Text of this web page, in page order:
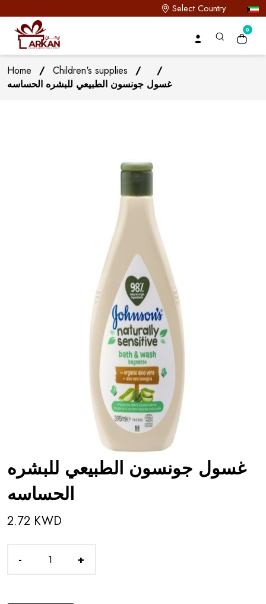
Select Country
0
Home / Children's supplies /
/
غسول جونسون الطبيعي للبشره الحساسه
غسول جونسون الطبيعي للبشره
الحساسه
2.72 KWD
- +